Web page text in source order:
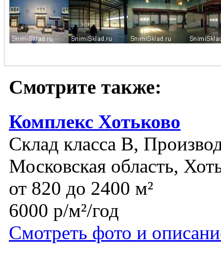
Смотрите также:
Комплекс Хотьково
Склад класса B,
Московская область,
от 820 до 2400 м²
6000 р/м²/год
Смотреть фото и